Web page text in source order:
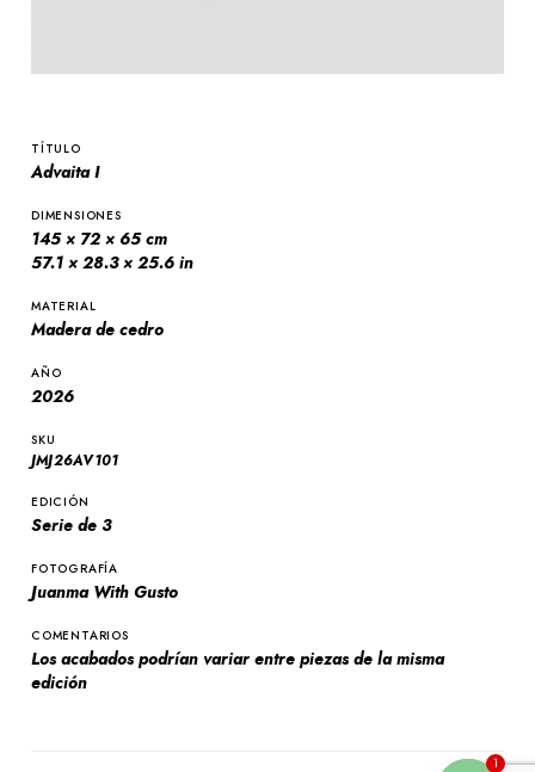
TÍTULO
Advaita I
DIMENSIONES
145 × 72 × 65 cm
57.1 × 28.3 × 25.6 in
MATERIAL
Madera de cedro
AÑO
2026
SKU
JMJ26AV101
EDICIÓN
Serie de 3
FOTOGRAFÍA
Juanma With Gusto
COMENTARIOS
Los acabados podrían variar entre piezas de la misma
edición
1